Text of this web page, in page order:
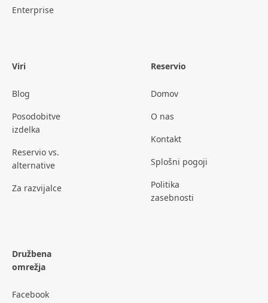
Enterprise
Viri
Blog
Posodobitve
izdelka
Reservio vs.
alternative
Za razvijalce
Reservio
Domov
O nas
Kontakt
Splošni pogoji
Politika
zasebnosti
Družbena
omrežja
Facebook